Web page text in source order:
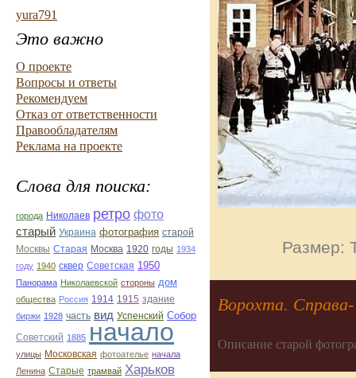
yura791
Это важно
О проекте
Вопросы и ответы
Рекомендуем
Отказ от ответственности
Правообладателям
Реклама на проекте
Слова для поиска:
города Николаев ретро фото
старый Украина фотография старой
Москвы Старая Москва 1920 годы 1934
году 1940 сквер Советская 1950
Панорама Николаевской стороны дом
общества Россия 1914 1915 здание
биржи 1928 часть вид Успенский Собор
Советский 1885 начало
улицы Московская фотоателье начала
Ленина Старые трамвай Харьков
Размер:
Ворохта.
Описание старой